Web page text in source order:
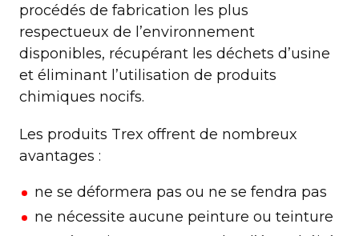
procédés de fabrication les plus
respectueux de l’environnement
disponibles, récupérant les déchets d’usine
et éliminant l’utilisation de produits
chimiques nocifs.
Les produits Trex offrent de nombreux
avantages :
ne se déformera pas ou ne se fendra pas
ne nécessite aucune peinture ou teinture